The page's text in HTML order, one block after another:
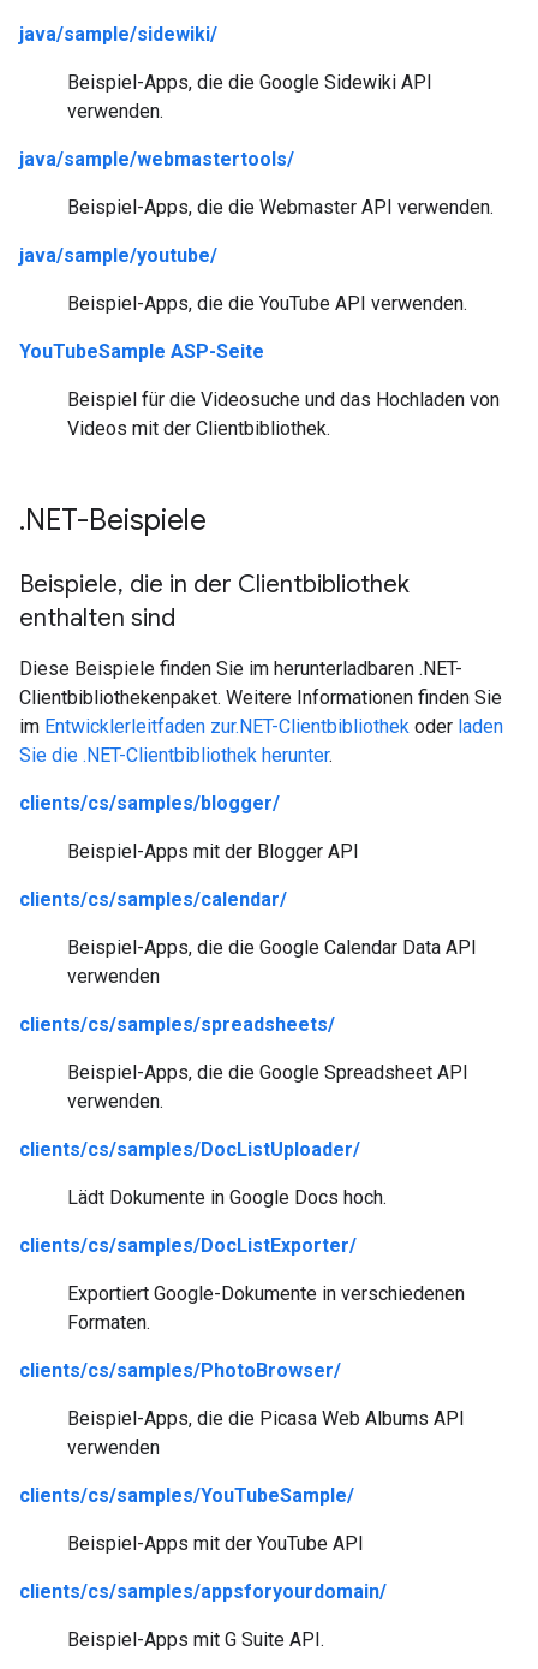
java/sample/sidewiki/
Beispiel-Apps, die die Google Sidewiki API
verwenden.
java/sample/webmastertools/
Beispiel-Apps, die die Webmaster API verwenden.
java/sample/youtube/
Beispiel-Apps, die die YouTube API verwenden.
YouTubeSample ASP-Seite
Beispiel für die Videosuche und das Hochladen von
Videos mit der Clientbibliothek.
.NET-Beispiele
Beispiele, die in der Clientbibliothek
enthalten sind
Diese Beispiele finden Sie im herunterladbaren .NET-
Clientbibliothekenpaket. Weitere Informationen finden Sie
im Entwicklerleitfaden zur.NET-Clientbibliothek oder laden
Sie die .NET-Clientbibliothek herunter.
clients/cs/samples/blogger/
Beispiel-Apps mit der Blogger API
clients/cs/samples/calendar/
Beispiel-Apps, die die Google Calendar Data API
verwenden
clients/cs/samples/spreadsheets/
Beispiel-Apps, die die Google Spreadsheet API
verwenden.
clients/cs/samples/DocListUploader/
Lädt Dokumente in Google Docs hoch.
clients/cs/samples/DocListExporter/
Exportiert Google-Dokumente in verschiedenen
Formaten.
clients/cs/samples/PhotoBrowser/
Beispiel-Apps, die die Picasa Web Albums API
verwenden
clients/cs/samples/YouTubeSample/
Beispiel-Apps mit der YouTube API
clients/cs/samples/appsforyourdomain/
Beispiel-Apps mit G Suite API.